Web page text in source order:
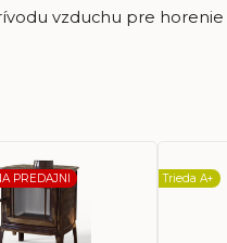
vzduchu pre
PREDAJNI
Trieda A+